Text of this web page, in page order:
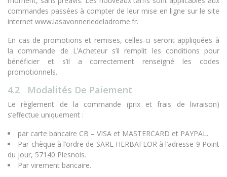
commandes passées à compter de leur mise en ligne sur le site
internet www.lasavonneriedeladrome.fr.
En cas de promotions et remises, celles-ci seront appliquées à
la commande de L’Acheteur s’il remplit les conditions pour
bénéficier et s’il a correctement renseigné les codes
promotionnels.
4.2 Modalités De Paiement
Le règlement de la commande (prix et frais de livraison)
s’effectue uniquement :
par carte bancaire CB – VISA et MASTERCARD et PAYPAL.
Par chèque à l’ordre de SARL HERBAFLOR à l’adresse 9 Point
du jour, 57140 Plesnois.
Par virement bancaire.